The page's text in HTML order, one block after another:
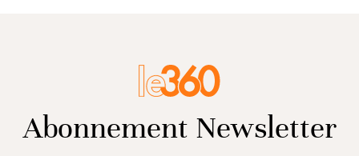
Abonnement Newsletter